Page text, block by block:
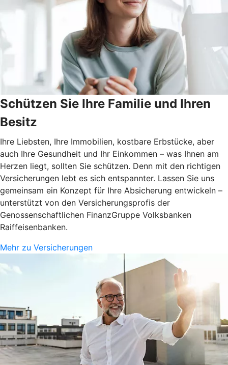
Schützen Sie Ihre Familie und Ihren
Besitz
Ihre Liebsten, Ihre Immobilien, kostbare Erbstücke, aber
auch Ihre Gesundheit und Ihr Einkommen – was Ihnen am
Herzen liegt, sollten Sie schützen. Denn mit den richtigen
Versicherungen lebt es sich entspannter. Lassen Sie uns
gemeinsam ein Konzept für Ihre Absicherung entwickeln –
unterstützt von den Versicherungsprofis der
Genossenschaftlichen FinanzGruppe Volksbanken
Raiffeisenbanken.
Mehr zu Versicherungen